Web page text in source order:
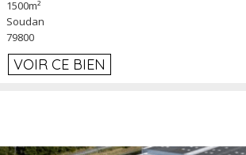
1500m²
Soudan
79800
VOIR CE BIEN